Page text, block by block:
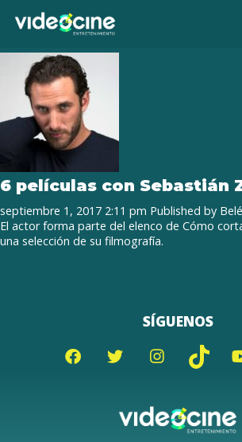
Tag Archive: Eddie
Ángeles de Acero
6 películas con Sebastián
septiembre 1, 2017 2:11 pm Published by
El actor forma parte del elenco de Cómo
una selección de su filmografía.
SÍGUENOS